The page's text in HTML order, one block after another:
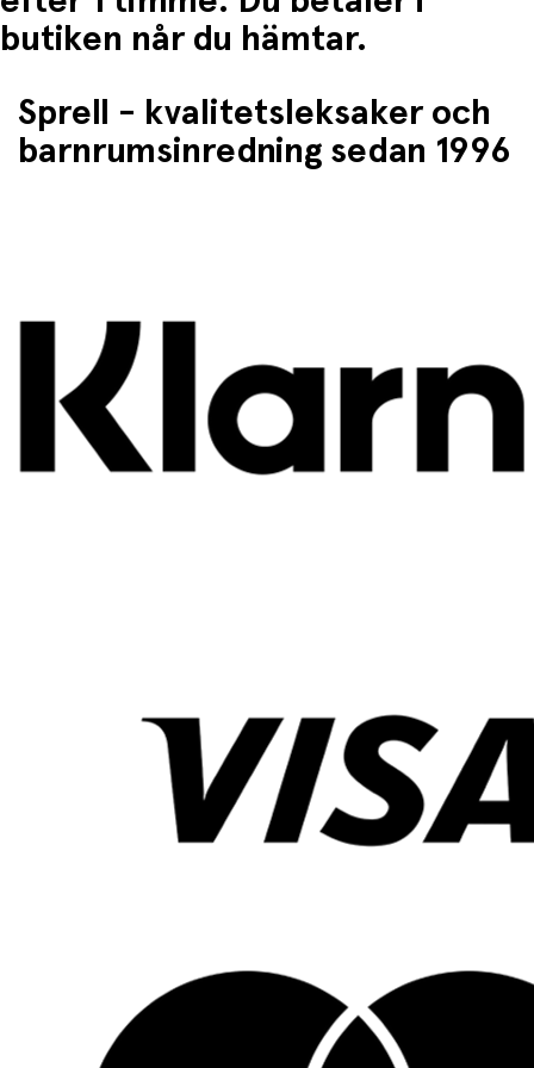
butiken når du hämtar.
Sprell - kvalitetsleksaker och
barnrumsinredning sedan 1996